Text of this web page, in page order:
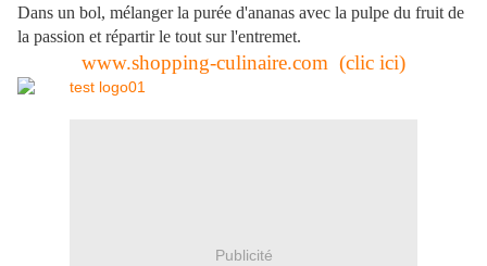
Dans un bol, mélanger la purée d'ananas avec la pulpe du fruit de
la passion et répartir le tout sur l'entremet.
www.shopping-culinaire.com (clic ici)
Publicité